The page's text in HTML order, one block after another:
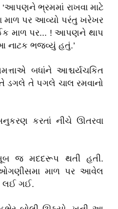
‘આપણને ભ્રમમાં રાખવા માટે
માળ પર આવ્યો પરંતુ ખરેખર
માળ પર... ! આપણને થાપ
નાટક ભજવ્યું હતું.’
બધાંને આશ્ચર્યચકિત
ડગલે તે પગલે ચાલ રમવાનો
કરતાં નીચે ઊતરવા
જ મદદરૂપ થતી હતી.
માળ પર આવેલ
લઈ ગઈ.